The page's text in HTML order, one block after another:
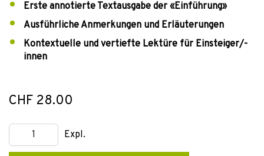
Erste annotierte Textausgabe der «Einführung»
Ausführliche Anmerkungen und Erläuterungen
Kontextuelle und vertiefte Lektüre für Einsteiger/-
innen
CHF 28.00
Expl.